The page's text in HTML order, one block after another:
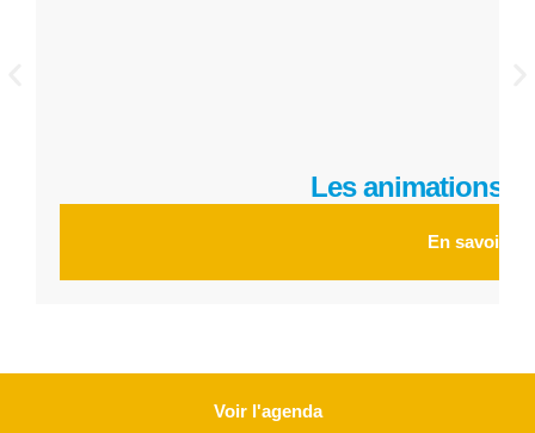
Les animations
En savoir
Voir l'agenda